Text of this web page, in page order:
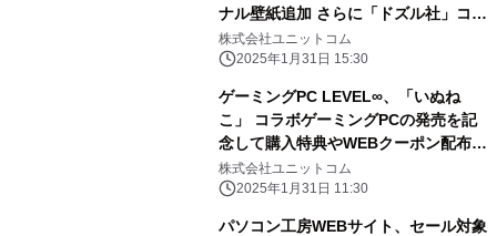
ナル壁紙追加 さらに「ドズル社」コラ
ボPC購入時に使える 5,000円OFF
WEBクーポン配布
株式会社ユニットコム
2025年1月31日 15:30
ゲーミングPC LEVEL∞、「いぬね
こ」 コラボゲーミングPCの発売を記
念して購入特典やWEBクーポン配布
さらに、サイン入りコラボPCが当たる
キャンペーン実施
株式会社ユニットコム
2025年1月31日 11:30
パソコン工房WEBサイト、セール対象